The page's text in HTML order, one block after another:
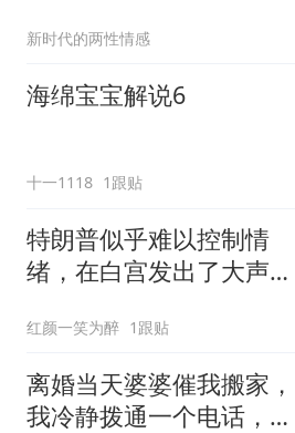
新时代的两性情感
海绵宝宝解说6
十一1118 1跟贴
特朗普似乎难以控制情
绪，在白宫发出了大声咒
红颜一笑为醉 1跟贴
离婚当天婆婆催我搬家，
我冷静拨通一个电话，全